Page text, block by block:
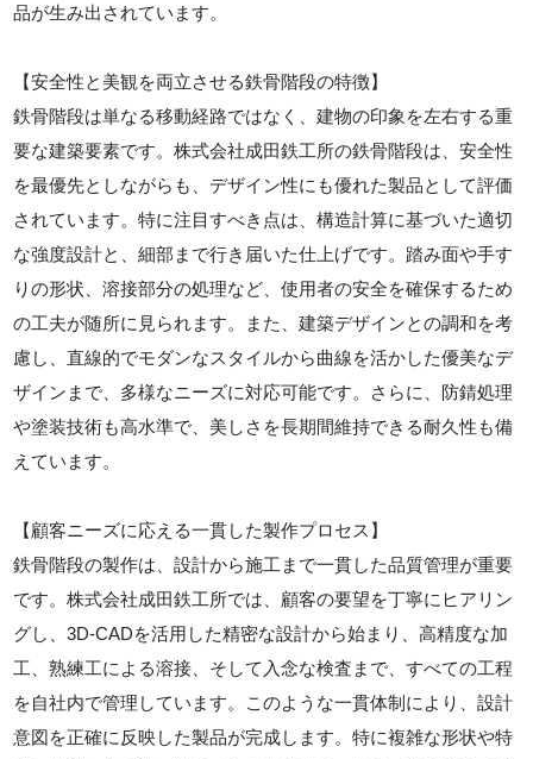
品が生み出されています。
【安全性と美観を両立させる鉄骨階段の特徴】
鉄骨階段は単なる移動経路ではなく、建物の印象を左右する重
要な建築要素です。株式会社成田鉄工所の鉄骨階段は、安全性
を最優先としながらも、デザイン性にも優れた製品として評価
されています。特に注目すべき点は、構造計算に基づいた適切
な強度設計と、細部まで行き届いた仕上げです。踏み面や手す
りの形状、溶接部分の処理など、使用者の安全を確保するため
の工夫が随所に見られます。また、建築デザインとの調和を考
慮し、直線的でモダンなスタイルから曲線を活かした優美なデ
ザインまで、多様なニーズに対応可能です。さらに、防錆処理
や塗装技術も高水準で、美しさを長期間維持できる耐久性も備
えています。
【顧客ニーズに応える一貫した製作プロセス】
鉄骨階段の製作は、設計から施工まで一貫した品質管理が重要
です。株式会社成田鉄工所では、顧客の要望を丁寧にヒアリン
グし、3D-CADを活用した精密な設計から始まり、高精度な加
工、熟練工による溶接、そして入念な検査まで、すべての工程
を自社内で管理しています。このような一貫体制により、設計
意図を正確に反映した製品が完成します。特に複雑な形状や特